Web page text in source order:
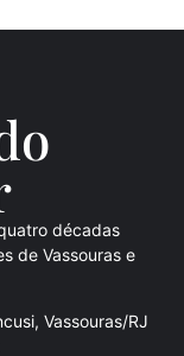
décadas
de Vassouras e
Vassouras/RJ